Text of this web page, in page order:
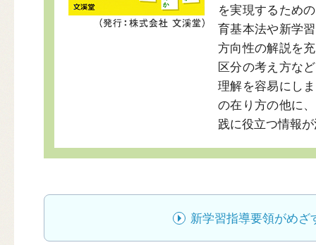
を実現するため
育基本法や新学
方向性の解説を
区分の考え方な
理解を容易にし
の在り方の他に
践に役立つ情報
新学習指導要領がめざ